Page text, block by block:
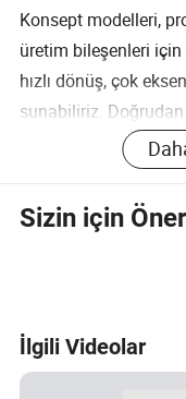
Konsept modelleri,
üretim bileşenleri
hızlı dönüş, çok
sunabiliriz.
yapabiliyoruz ve
metal gibi çok çeşitli
miktarlarına kadar
1.CNC parça örneğini
Evet, sadece örnek
döneceğiz.
Ayrıca özel koşullarda
Sizin için
İlgili Videolar